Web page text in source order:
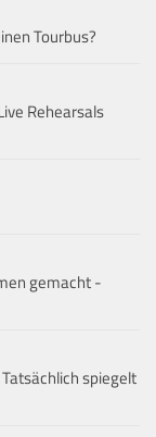
Tourbus?
Rehearsals
gemacht -
spiegelt